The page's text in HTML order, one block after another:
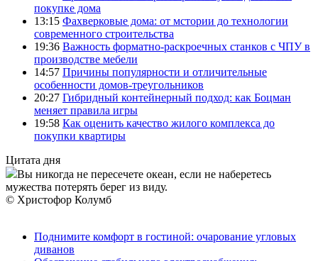
покупке дома
13:15 Фахверковые дома: от мстории до технологии
современного строительства
19:36 Важность форматно-раскроечных станков с ЧПУ в
производстве мебели
14:57 Причины популярности и отличительные
особенности домов-треугольников
20:27 Гибридный контейнерный подход: как Боцман
меняет правила игры
19:58 Как оценить качество жилого комплекса до
покупки квартиры
Цитата дня
Вы никогда не пересечете океан, если не наберетесь
мужества потерять берег из виду.
© Христофор Колумб
Поднимите комфорт в гостиной: очарование угловых
диванов